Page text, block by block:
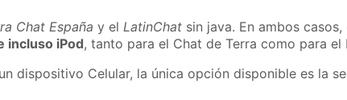
Chat España y elLatinChat sin java. En ambos
incluso iPod, tanto para el Chat de Terra como para el
dispositivo Celular, la única opción disponible es la